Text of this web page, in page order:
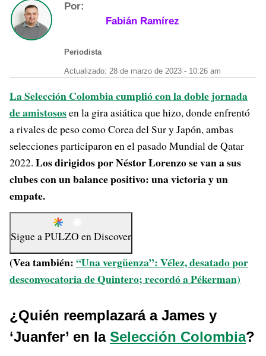
Por:
Fabián Ramírez
Periodista
Actualizado: 28 de marzo de 2023 - 10:26 am
La Selección Colombia cumplió con la doble jornada
de amistososen la gira asiática que hizo, donde enfrentó
a rivales de peso como Corea del Sur y Japón, ambas
selecciones participaron en el pasado Mundial de Qatar
2022. Los dirigidos por Néstor Lorenzo se van a sus
clubes con un balance positivo: una victoria y un
empate.
Sigue aPULZO enDiscover
(Vea también:“Una vergüenza”: Vélez, desatado por
desconvocatoria de Quintero; recordó a Pékerman)
¿Quién reemplazará a James y
‘Juanfer’ en la Selección Colombia?